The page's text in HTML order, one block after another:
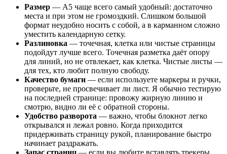
Размер — А5 чаще всего самый удобный: достаточно
места и при этом не громоздкий. Слишком большой
формат неудобно носить с собой, а в карманном сложно
уместить календарную сетку.
Разлиновка — точечная, клетка или чистые страницы
подойдут лучше всего. Точечная разметка даёт опору
для линий, но не отвлекает, как клетка. Чистые листы —
для тех, кто любит полную свободу.
Качество бумаги — если используете маркеры и ручки,
проверьте, не просвечивает ли лист. Я обычно тестирую
на последней странице: провожу жирную линию и
смотрю, видно ли её с обратной стороны.
Удобство разворота — важно, чтобы блокнот легко
открывался и лежал ровно. Когда приходится
придерживать страницу рукой, планирование быстро
начинает раздражать.
Запас страниц — если вы любите вставлять трекеры,